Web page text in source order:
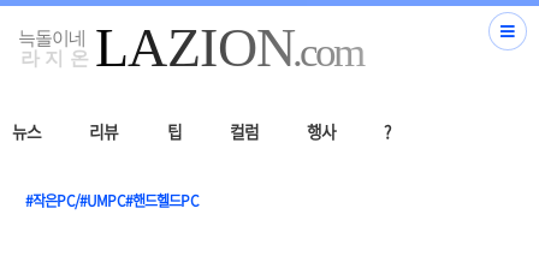
뉴스 리뷰 팁 컬럼 행사 ?
#작은PC/#UMPC#핸드헬드PC